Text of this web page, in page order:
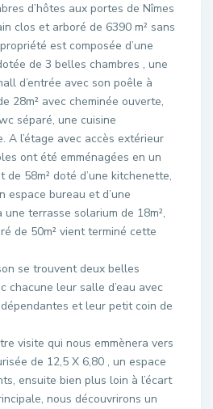
d’hôtes aux portes de Nîmes
clos et arboré de 6390 m² sans
est composée d’une
de 3 belles chambres , une
d’entrée avec son poêle à
28m² avec cheminée ouverte,
séparé, une cuisine
A l’étage avec accès extérieur
ont été emménagées en un
de 58m² doté d’une kitchenette,
espace bureau et d’une
une terrasse solarium de 18m²,
de 50m² vient terminé cette
se trouvent deux belles
chacune leur salle d’eau avec
et leur petit coin de
visite qui nous emmènera vers
de 12,5 X 6,80 , un espace
ensuite bien plus loin à l’écart
nous découvrirons un